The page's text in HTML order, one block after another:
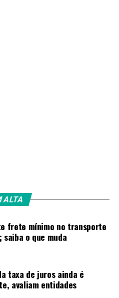
ALTA
frete mínimo no transporte
saiba o que muda
taxa de juros ainda é
avaliam entidades